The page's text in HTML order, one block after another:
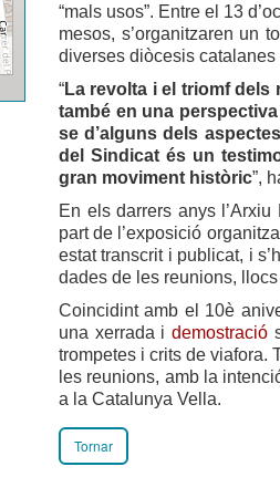
“mals usos”. Entre el 13
mesos, s’organitzaren un
diverses diòcesis
“La revolta i el triomf
també en una
se d’alguns dels
del Sindicat és un
gran moviment històric”,
En els darrers anys
part de l’exposició
estat transcrit i publicat, i
dades de les reunions,
Coincidint amb el 10è
una xerrada i demostració
trompetes i crits de viafora.
les reunions, amb la
a la Catalunya Vella.
Tornar